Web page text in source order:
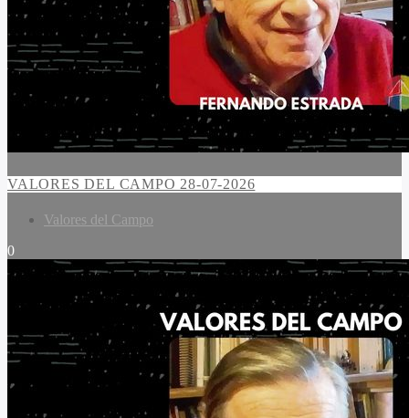
VALORES DEL CAMPO 28-07-2026
Valores del Campo
0